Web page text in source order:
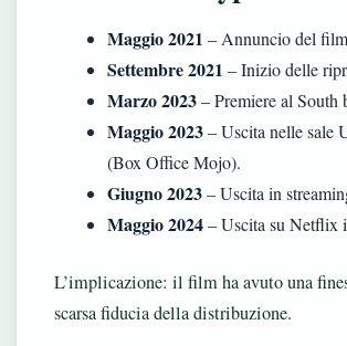
Maggio 2021 – Annuncio del
Settembre 2021 – Inizio delle
Marzo 2023– Premiere al
Maggio 2023– Uscita nelle sale
(Box Office Mojo).
Giugno 2023– Uscita in
Maggio 2024– Uscita su Netflix
L’implicazione: il film ha avuto una
scarsa fiducia della distribuzione.